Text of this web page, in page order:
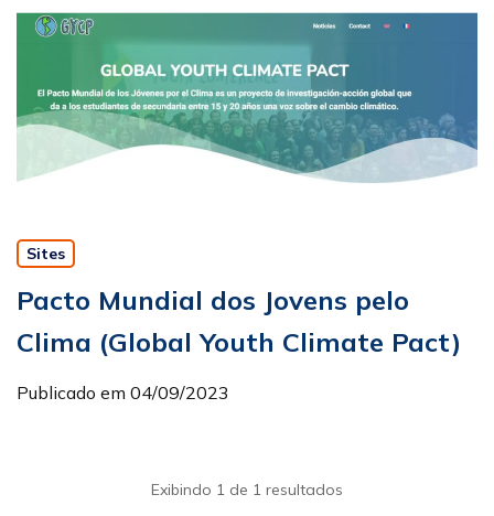
Sites
Pacto Mundial dos Jovens pelo
Clima (Global Youth Climate Pact)
Publicado em 04/09/2023
Exibindo 1 de 1 resultados